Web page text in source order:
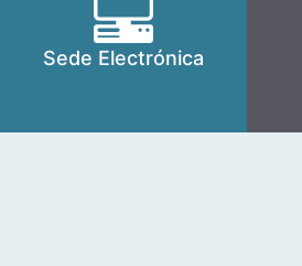
Sede Electrónica